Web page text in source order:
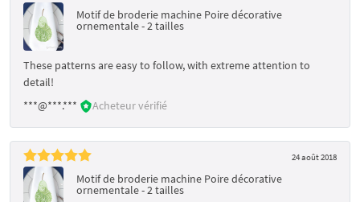
Motif de broderie machine Poire décorative
ornementale - 2 tailles
These patterns are easy to follow, with extreme attention to
detail!
***@***.***
Acheteur vérifié
24 août 2018
Motif de broderie machine Poire décorative
ornementale - 2 tailles